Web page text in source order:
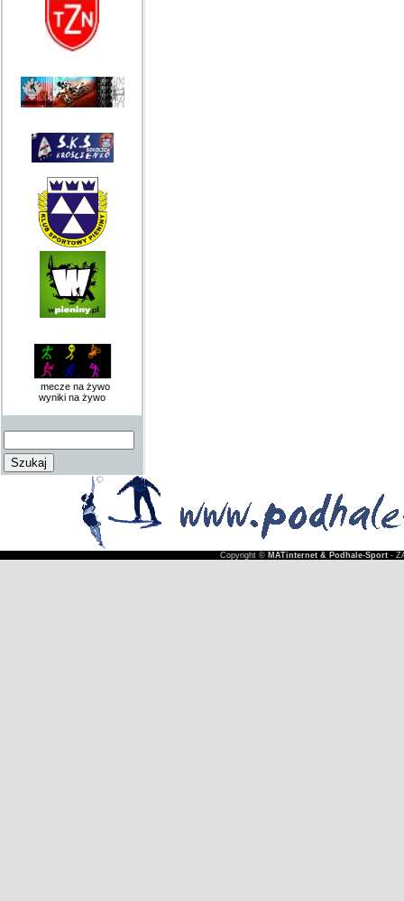
mecze na żywo
wyniki na żywo
Copyright © MATinternet & Podhale-Sport -